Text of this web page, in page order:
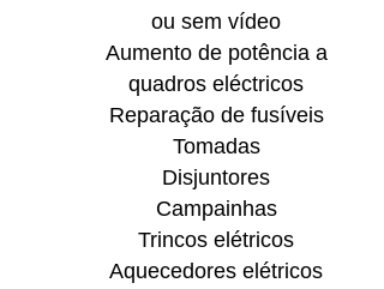
ou sem vídeo
Aumento de potência a
quadros eléctricos
Reparação de fusíveis
Tomadas
Disjuntores
Campainhas
Trincos elétricos
Aquecedores elétricos